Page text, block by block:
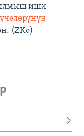
иши
(ZKo)